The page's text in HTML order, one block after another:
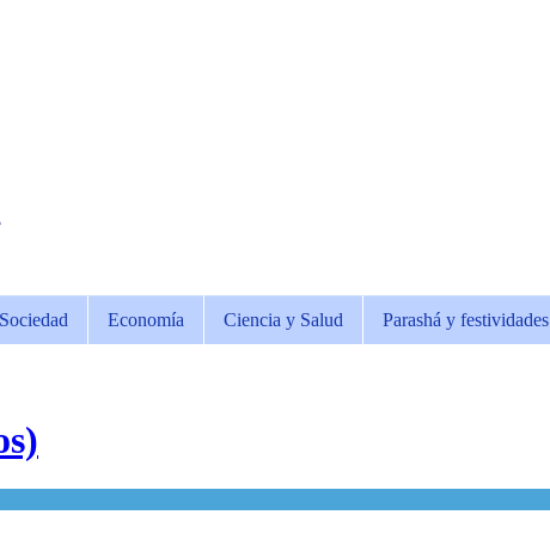
Economía Ciencia y Salud Parashá y festividades